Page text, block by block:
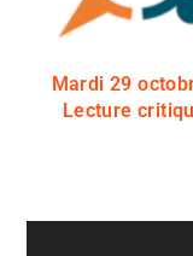
Mardi 29
Lecture